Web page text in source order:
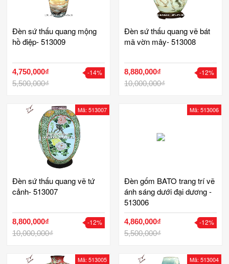
Đèn sứ thấu quang mộng
hồ điệp- 513009
4,750,000₫
5,500,000₫
-14%
Đèn sứ thấu quang vẽ bát
mã vờn mây- 513008
8,880,000₫
10,000,000₫
-12%
Mã: 513007
Đèn sứ thấu quang vẽ tứ
cảnh- 513007
8,800,000₫
10,000,000₫
-12%
Mã: 513006
Đèn gốm BATO trang trí vẽ
ánh sáng dưới đại dương -
513006
4,860,000₫
5,500,000₫
-12%
Mã: 513005 Mã: 513004